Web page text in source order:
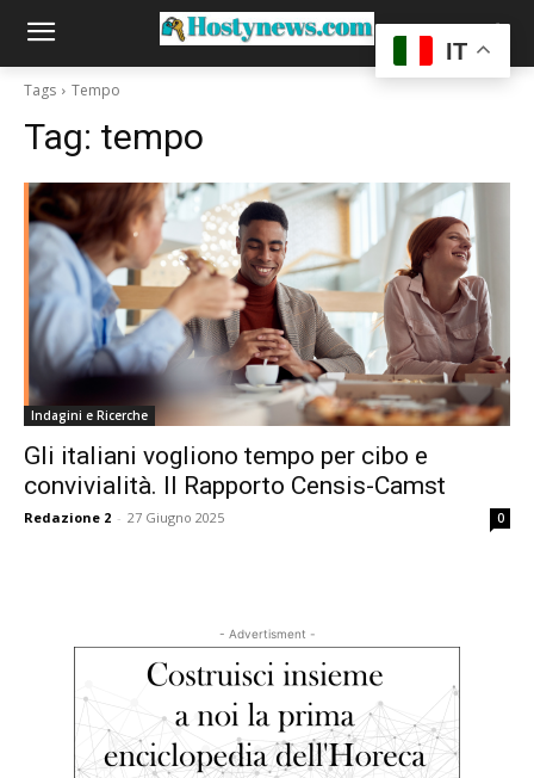
Tags Tempo
Tag: tempo
Indagini e Ricerche
Gli italiani vogliono tempo per cibo e
convivialità. Il Rapporto Censis-Camst
Redazione 2 - 27 Giugno 2025 0
- Advertisment -
IT